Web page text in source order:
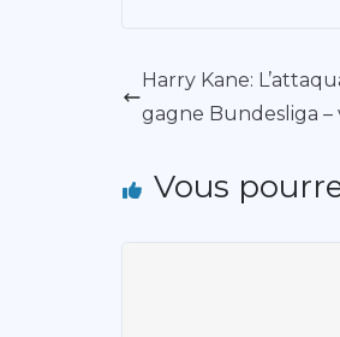
Harry Kane:
gagne Bundesliga –
Vous